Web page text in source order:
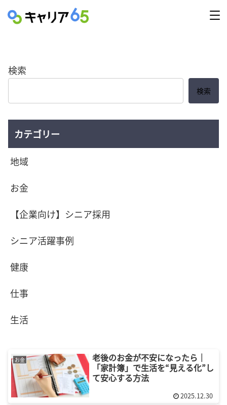
検索
検索
カテゴリー
地域
お金
【企業向け】シニア採用
シニア活躍事例
健康
仕事
生活
お金
老後のお金が不安になったら｜
「家計簿」で生活を“見える化”し
て安心する方法
2025.12.30